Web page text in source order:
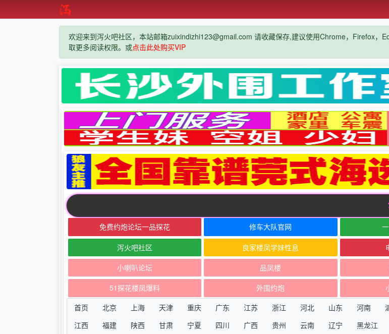
欢迎来到泻火吧社区，本站邮箱zuixindizhi123@gmail.com 请收藏保存,建议使用Chrome，Firefox，
取更多阅读权限。或点击此处购买VIP
免费约炮论坛一品探花 修车大队官网
泻火吧社区 良家楼凤学妹性息
小喇叭论坛 品凤楼
51探花楼凤爆料 外围约炮
首页
北京 上海 天津 重庆 广东 江苏 浙江 河北 山东 河南
江西
福建 陕西 甘肃 宁夏 四川 广西 贵州 云南 辽宁 黑龙江